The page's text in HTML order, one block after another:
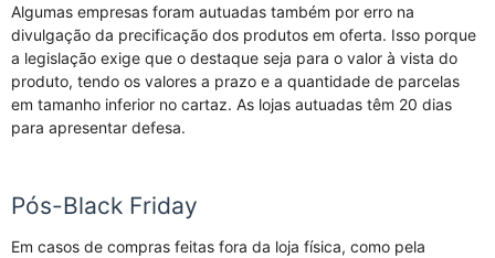
Algumas empresas foram autuadas também por erro na
divulgação da precificação dos produtos em oferta. Isso porque
a legislação exige que o destaque seja para o valor à vista do
produto, tendo os valores a prazo e a quantidade de parcelas
em tamanho inferior no cartaz. As lojas autuadas têm 20 dias
para apresentar defesa.
Pós-Black Friday
Em casos de compras feitas fora da loja física, como pela